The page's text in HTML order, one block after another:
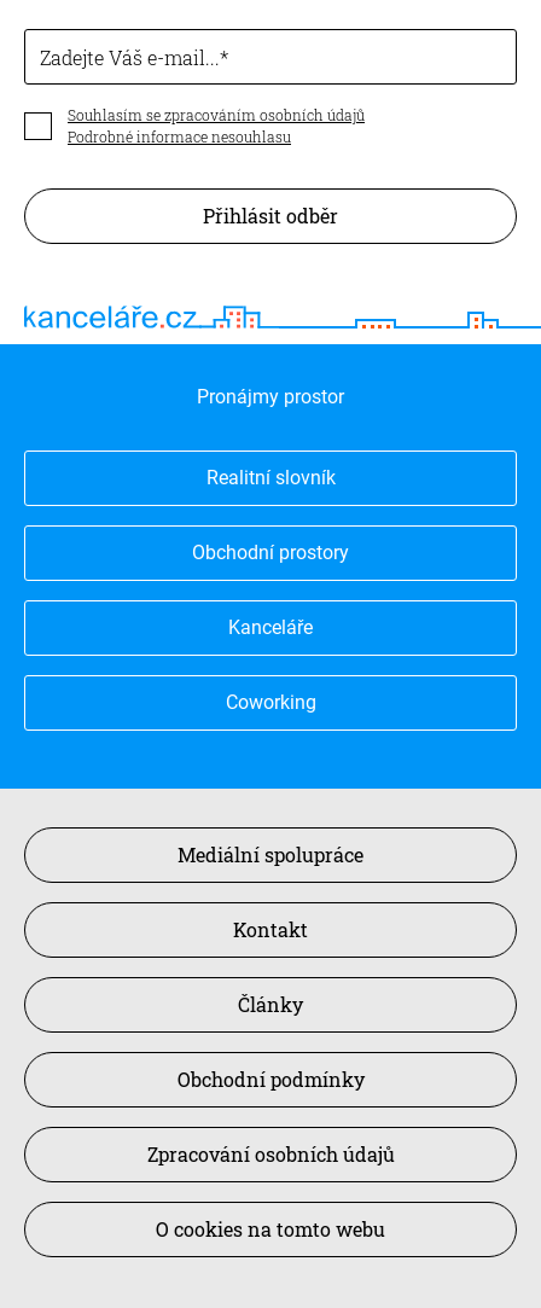
Zadejte Váš e-mail...
Souhlasím se zpracováním osobních údajů
Podrobné informace nesouhlasu
Přihlásit odběr
Pronájmy prostor
Realitní slovník
Obchodní prostory
Kanceláře
Coworking
Mediální spolupráce
Kontakt
Články
Obchodní podmínky
Zpracování osobních údajů
O cookies na tomto webu